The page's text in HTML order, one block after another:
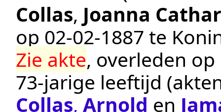
Collas, Joanna
op 02‑02‑1887 te
Zie akte, overleden op
73-jarige leeftijd
Collas, Arnold en